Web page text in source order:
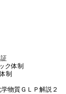
体制
制
質ＧＬＰ解説２